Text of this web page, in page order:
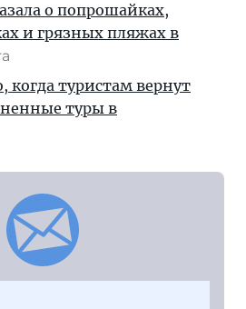
о попрошайках,
и грязных пляжах в
когда туристам вернут
туры в